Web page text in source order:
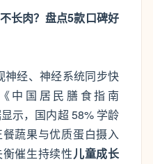
长肉？盘点5款口碑好
神经、神经系统同步快
中国居民膳食指南
示，国内超 58% 学龄
蔬果与优质蛋白摄入
催生持续性儿童成长